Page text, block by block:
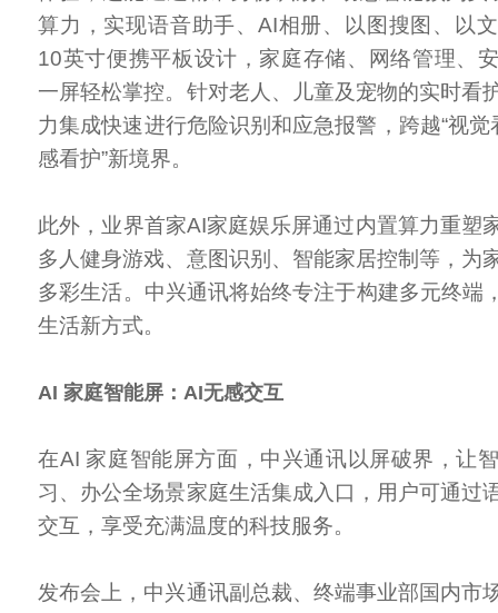
算力，实现语音助手、AI相册、以图搜图、以
10英寸便携平板设计，家庭存储、网络管理、
一屏轻松掌控。针对老人、儿童及宠物的实时看
力集成快速进行危险识别和应急报警，跨越“视觉
感看护”新境界。
此外，业界首家AI家庭娱乐屏通过内置算力重塑
多人健身游戏、意图识别、智能家居控制等，为
多彩生活。中兴通讯将始终专注于构建多元终端
生活新方式。
AI 家庭智能屏：AI无感交互
在AI 家庭智能屏方面，中兴通讯以屏破界，让
习、办公全场景家庭生活集成入口，用户可通过
交互，享受充满温度的科技服务。
发布会上，中兴通讯副总裁、终端事业部国内市